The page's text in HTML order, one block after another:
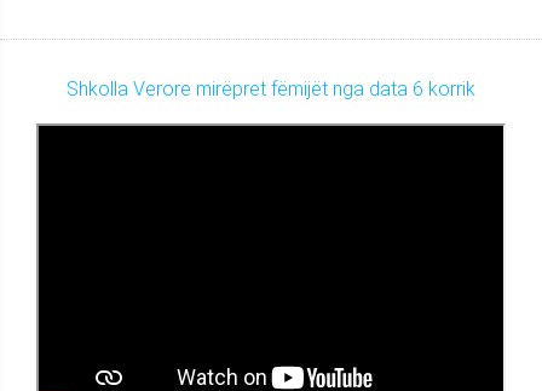
Shkolla Verore mirëpret fëmijët nga data 6 korrik